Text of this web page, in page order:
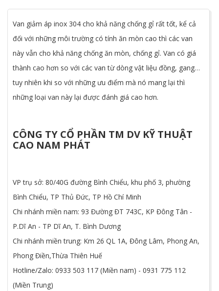
Van giảm áp inox 304 cho khả năng chống gỉ rất tốt, kể cả
đối với những môi trường có tính ăn mòn cao thì các van
này vẫn cho khả năng chống ăn mòn, chống gỉ. Van có giá
thành cao hơn so với các van từ dòng vật liệu đồng, gang…
tuy nhiên khi so với những ưu điểm mà nó mang lại thì
những loại van này lại được đánh giá cao hơn.
CÔNG TY CỔ PHẦN TM DV KỸ THUẬT
CAO NAM PHÁT
VP trụ sở: 80/40G đường Bình Chiểu, khu phố 3, phường
Bình Chiểu, TP Thủ Đức, TP Hồ Chí Minh
Chi nhánh miền nam: 93 Đường ĐT 743C, KP Đông Tân -
P.Dĩ An - TP Dĩ An, T. Bình Dương
Chi nhánh miền trung: Km 26 QL 1A, Đông Lâm, Phong An,
Phong Điền,Thừa Thiên Huế
Hotline/Zalo: 0933 503 117 (Miền nam) - 0931 775 112
(Miền Trung)